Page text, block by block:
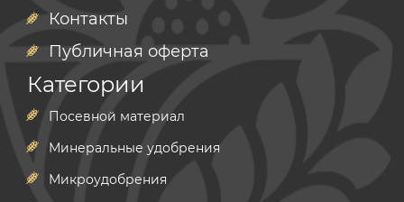
Контакты
Публичная оферта
Категории
Посевной материал
Минеральные удобрения
Микроудобрения